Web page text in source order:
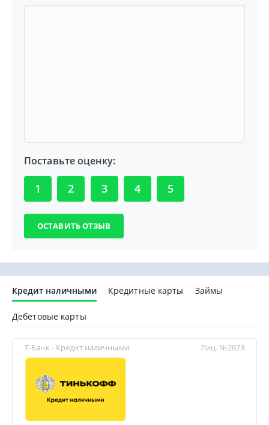
Поставьте оценку:
1 2 3 4 5
Кредит наличными Кредитные карты Займы
Дебетовые карты
Т-Банк - Кредит наличными Лиц. №2673